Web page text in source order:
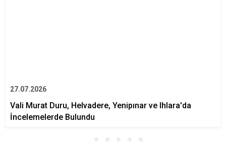
27.07.2026
Vali Murat Duru, Helvadere, Yenipınar ve Ihlara'da
İncelemelerde Bulundu